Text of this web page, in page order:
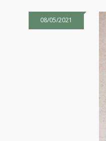
08/05/2021